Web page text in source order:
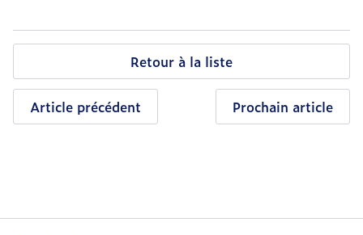
Retour à la liste
Article précédent Prochain article